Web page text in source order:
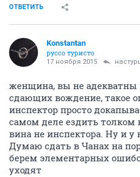
ОТВЕТИТЬ
Konstantan
руссо туристо
17 ноября 2015
женщина, вы не адекватны
сдающих вождение, такое
инспектор просто
самом деле ездить толком
вина не инспектора. Ну и
Думаю сдать в Чанах на
берем элементарных
уходят